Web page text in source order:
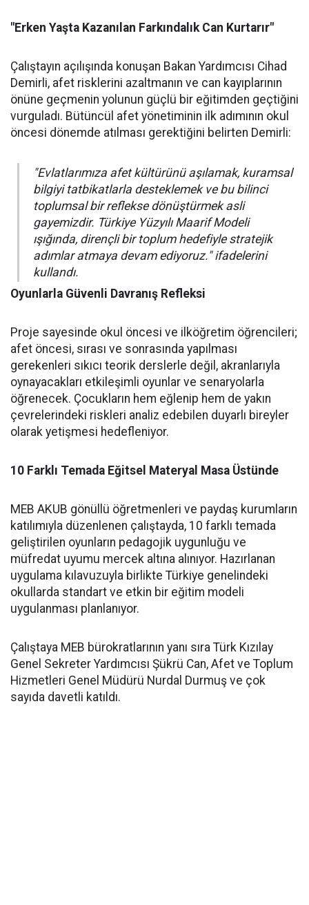
"Erken Yaşta Kazanılan Farkındalık Can Kurtarır"
Çalıştayın açılışında konuşan Bakan Yardımcısı Cihad
Demirli, afet risklerini azaltmanın ve can kayıplarının
önüne geçmenin yolunun güçlü bir eğitimden geçtiğini
vurguladı. Bütüncül afet yönetiminin ilk adımının okul
öncesi dönemde atılması gerektiğini belirten Demirli:
"Evlatlarımıza afet kültürünü aşılamak, kuramsal
bilgiyi tatbikatlarla desteklemek ve bu bilinci
toplumsal bir reflekse dönüştürmek asli
gayemizdir. Türkiye Yüzyılı Maarif Modeli
ışığında, dirençli bir toplum hedefiyle stratejik
adımlar atmaya devam ediyoruz." ifadelerini
kullandı.
Oyunlarla Güvenli Davranış Refleksi
Proje sayesinde okul öncesi ve ilköğretim öğrencileri;
afet öncesi, sırası ve sonrasında yapılması
gerekenleri sıkıcı teorik derslerle değil, akranlarıyla
oynayacakları etkileşimli oyunlar ve senaryolarla
öğrenecek. Çocukların hem eğlenip hem de yakın
çevrelerindeki riskleri analiz edebilen duyarlı bireyler
olarak yetişmesi hedefleniyor.
10 Farklı Temada Eğitsel Materyal Masa Üstünde
MEB AKUB gönüllü öğretmenleri ve paydaş kurumların
katılımıyla düzenlenen çalıştayda, 10 farklı temada
geliştirilen oyunların pedagojik uygunluğu ve
müfredat uyumu mercek altına alınıyor. Hazırlanan
uygulama kılavuzuyla birlikte Türkiye genelindeki
okullarda standart ve etkin bir eğitim modeli
uygulanması planlanıyor.
Çalıştaya MEB bürokratlarının yanı sıra Türk Kızılay
Genel Sekreter Yardımcısı Şükrü Can, Afet ve Toplum
Hizmetleri Genel Müdürü Nurdal Durmuş ve çok
sayıda davetli katıldı.